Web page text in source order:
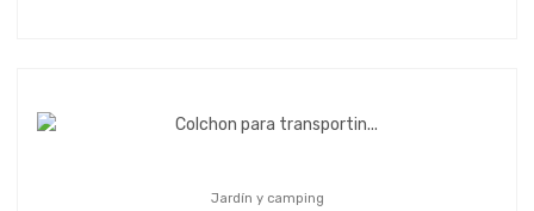
Jardín y camping